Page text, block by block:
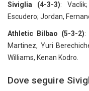
Siviglia (4-3-3):
Escudero; Jordan,
Athletic Bilbao (5-3-2):
Martinez, Yuri
Williams, Kenan Kodro.
Dove seguire